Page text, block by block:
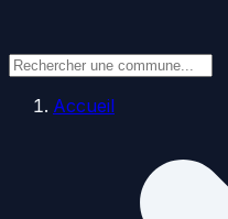
Accueil